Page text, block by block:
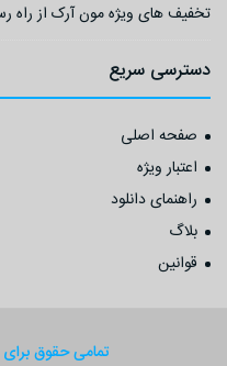
تخفیف های ویژه مون آرک از راه
دسترسی سریع
صفحه اصلی
اعتبار ویژه
راهنمای دانلود
بلاگ
قوانین
تمامی حقوق